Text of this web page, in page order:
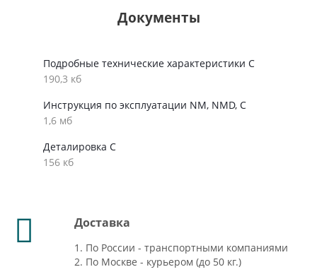
Документы
Подробные технические характеристики C
190,3 кб
Инструкция по эксплуатации NM, NMD, С
1,6 мб
Деталировка C
156 кб
Доставка
1. По России - транспортными компаниями
2. По Москве - курьером (до 50 кг.)